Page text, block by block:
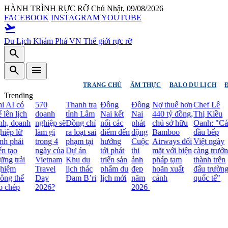
HÀNH TRÌNH RỰC RỠ Chủ Nhật, 09/08/2026
FACEBOOK INSTAGRAMYOUTUBE
flight_takeoff
Du Lịch Khám Phá VN Thế giới rực rỡ
search
search
menu
TRANG CHỦ ẨM THỰC BALO DU LỊCH
Trending
570
doanh
nghiệp sẽ
làm gì
trong 4
ngày của
Vietnam
Travel
Day
2026?
Thanh tra
tỉnh Lâm
Đồng chỉ
ra loạt sai
phạm tại
Dự án
Khu du
lịch thác
Đam B’ri
Đồng
Nai kết
nối các
điểm đến
hướng
tới phát
triển sản
phẩm du
lịch mới
Đồng
Nai
phát
động
Cuộc
thi
ảnh
đẹp
năm
2026
Nợ thuế hơn
440 tỷ đồng,
chủ sở hữu
Bamboo
Airways đối
mặt với biện
pháp tạm
hoãn xuất
cảnh
Chef Lê
Thị Kiều
Oanh: "Các
đầu bếp
Việt ngày
càng trưởng
thành trên
đấu trường
quốc tế"
bất
tri ân
tới